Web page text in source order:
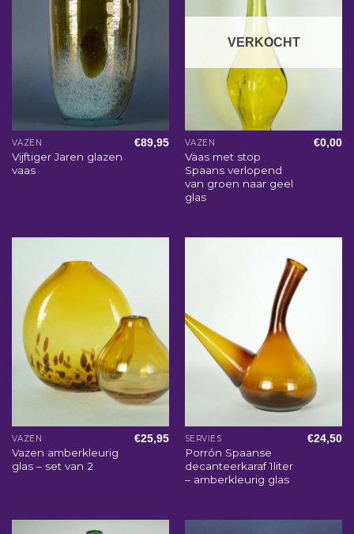
VAZEN
Vijftiger Jaren glazen
vaas
€89,95
VERKOCHT
VAZEN
Vaas met stop
Spaans verlopend
van groen naar geel
glas
€0,00
VAZEN
Vazen amberkleurig
glas – set van 2
€25,95 SERVIES
Porrón Spaanse
decanteerkaraf 1liter
– amberkleurig glas
€24,50